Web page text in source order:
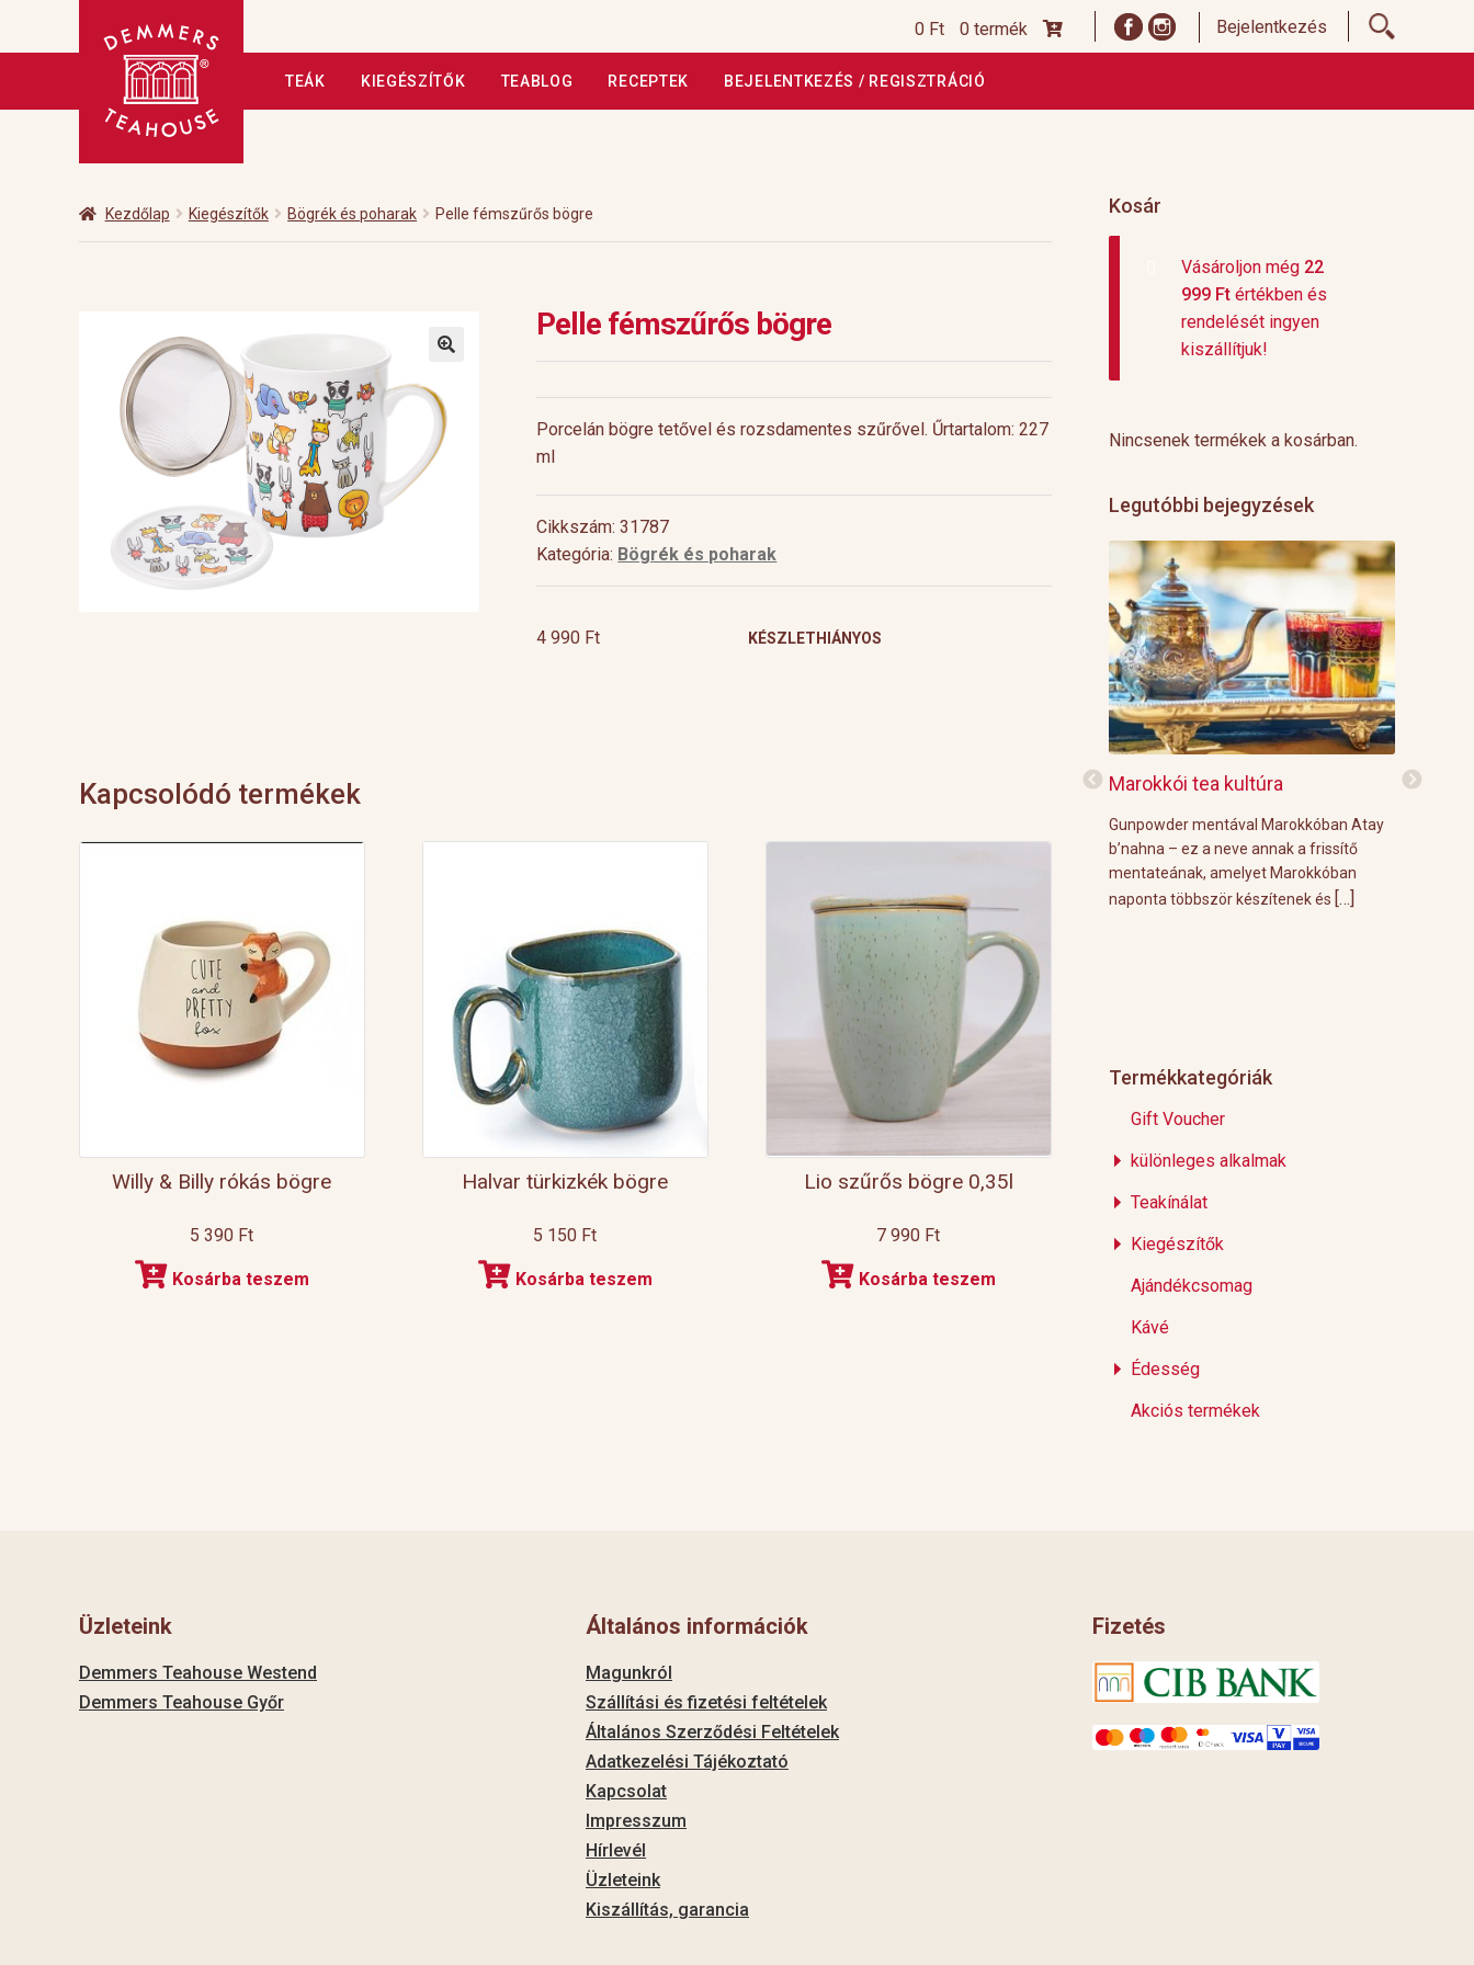
0 Ft 0 termék Bejelentkezés
navigációhoz
Kilépés
tartalomba
TEÁK KIEGÉSZÍTŐK TEABLOG RECEPTEK BEJELENTKEZÉS / REGISZTRÁCIÓ
Üzleteink Vendéglátás Visszautasított fizetés Webáruház Rólunk HoReCa Impresszum
Kezdőlap Kiegészítők Bögrék és poharak Pelle fémszűrős bögre
Pelle fémszűrős bögre
Porcelán bögre tetővel és rozsdamentes szűrővel. Űrtartalom: 227
ml
Cikkszám: 31787
Kategória: Bögrék és poharak
4 990 Ft KÉSZLETHIÁNYOS
Kapcsolódó termékek
Willy & Billy rókás bögre
5 390 Ft
Kosárba teszem
Halvar türkizkék bögre
5 150 Ft
Kosárba teszem
Lio szűrős bögre 0,35l
7 990 Ft
Kosárba teszem
Kosár
Vásároljon még 22
999 Ft értékben és
rendelését ingyen
kiszállítjuk!
Nincsenek termékek a kosárban.
Legutóbbi bejegyzések
Nagy örömünkre a tea egyre nagyobb
Levendulavirág 125 ml víz Prosecco
levendulavirágot 125 ml forró vízzel,
Marokkói tea kultúra
Gunpowder mentával Marokkóban Atay
b’nahna – ez a neve annak a frissítő
mentateának, amelyet Marokkóban
naponta többször készítenek és […]
Grillre
Termékkategóriák
Gift Voucher
különleges alkalmak
Teakínálat
Kiegészítők
Ajándékcsomag
Kávé
Édesség
Akciós termékek
Üzleteink
Demmers Teahouse Westend
Demmers Teahouse Győr
Általános információk
Magunkról
Szállítási és fizetési feltételek
Általános Szerződési Feltételek
Adatkezelési Tájékoztató
Kapcsolat
Impresszum
Hírlevél
Üzleteink
Kiszállítás, garancia
Fizetés